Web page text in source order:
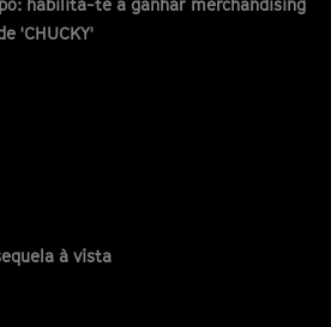
habilita-te a ganhar merchandising
'CHUCKY'
à vista